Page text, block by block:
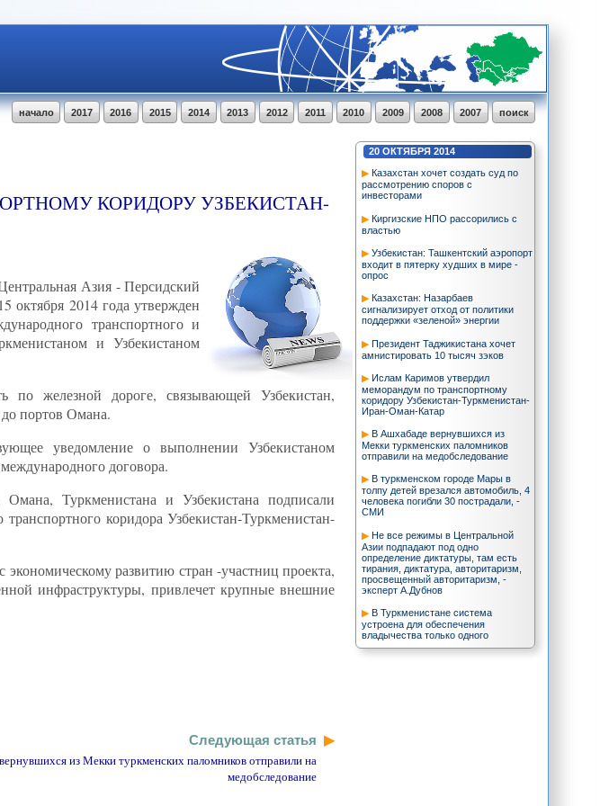
поиск
2007
2008
2009
2010
2011
2012
2013
2014
2015
2016
2017
начало
20 ОКТЯБРЯ 2014
Казахстан хочет создать суд по
рассмотрению споров с
инвесторами
Киргизские НПО рассорились с
властью
Узбекистан: Ташкентский аэропорт
входит в пятерку худших в мире -
опрос
Казахстан: Назарбаев
сигнализирует отход от политики
поддержки «зеленой» энергии
Президент Таджикистана хочет
амнистировать 10 тысяч зэков
Ислам Каримов утвердил
меморандум по транспортному
коридору Узбекистан-Туркменистан-
Иран-Оман-Катар
В Ашхабаде вернувшихся из
Мекки туркменских паломников
отправили на медобследование
В туркменском городе Мары в
толпу детей врезался автомобиль, 4
человека погибли 30 пострадали, -
СМИ
Не все режимы в Центральной
Азии подпадают под одно
определение диктатуры, там есть
тирания, диктатура, авторитаризм,
просвещенный авторитаризм, -
эксперт А.Дубнов
В Туркменистане система
устроена для обеспечения
владычества только одного
человека, а вовсе не для народа, -
КОРИДОРУ УЗБЕКИСТАН-
Азия - Персидский
октября 2014 года утвержден
транспортного и
и Узбекистаном
по железной дороге, связывающей Узбекистан,
портов Омана.
уведомление о выполнении Узбекистаном
договора.
Туркменистана и Узбекистана подписали
коридора Узбекистан-Туркменистан-
развитию стран -участниц проекта,
инфраструктуры, привлечет крупные внешние
Следующая статья
из Мекки туркменских паломников отправили на
медобследование